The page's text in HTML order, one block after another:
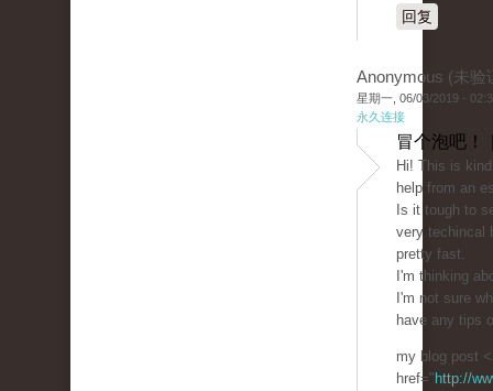
回复
Anonymous (未验
星期一, 06/03/2019 -
永久连接
冒个泡吧！
Hi! This is
help from an
Is it tough to
very techincal
pretty fast.
I'm thinking
I'm not sure
have any tips
my blog post
href=" http://